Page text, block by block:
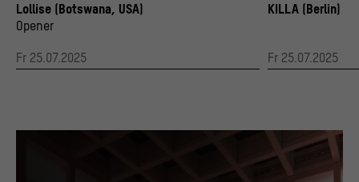
Lollise (Botswana, USA)
Opener
Fr 25.07.2025
KILLA (Berlin)
Fr 25.07.2025